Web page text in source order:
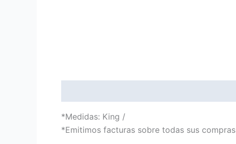
*Medidas: King /
*Emitimos facturas sobre todas sus compras